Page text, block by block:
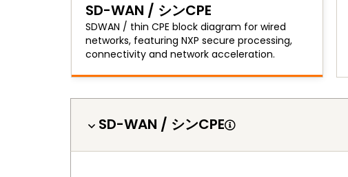
SD-WAN / シンCPE
SDWAN / thin CPE block diagram for wired
networks, featuring NXP secure processing,
connectivity and network acceleration.
SD-WAN / シンCPE